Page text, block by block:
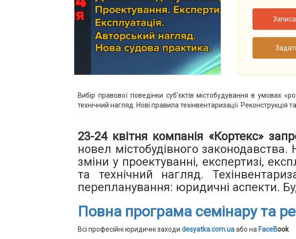
Вибір правової поведінки суб’єктів містобудування в умовах
технічний нагляд. Нові правила техінвентаризації. Реконструкція
23-24 квітня компанія «Кортекс»
новел містобудівного
зміни у проектуванні, експертизі,
та технічний нагляд.
перепланування: юридичні аспекти.
Повна програма семінару та
Всі професійні юридичні заходи desyatka.com.uaабо на FaceBook